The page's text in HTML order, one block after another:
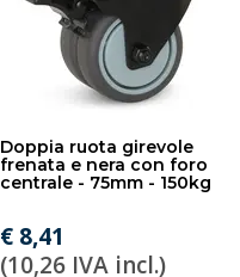
Doppia ruota girevole
frenata e nera con foro
centrale - 75mm - 150kg
€ 8,41
(10,26 IVA incl.)